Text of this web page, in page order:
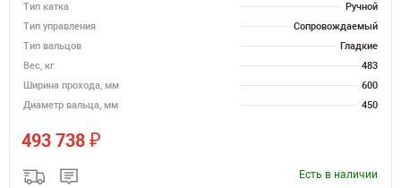
Тип катка
Ручной
Тип управления
Сопровождаемый
Тип вальцов
Гладкие
Вес, кг
483
Ширина прохода, мм
600
Диаметр вальца, мм
450
493 738 ₽
Есть в наличии